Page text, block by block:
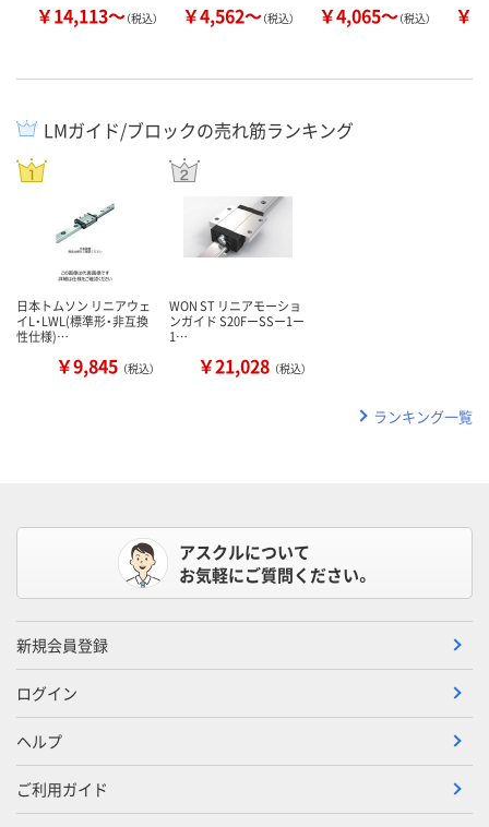
￥14,113～（税込） ￥4,562～（税込） ￥4,065～（税込） ￥
LMガイド/ブロックの売れ筋ランキング
日本トムソン リニアウェ
イL・LWL(標準形・非互換
性仕様)…
￥9,845 （税込）
WON ST リニアモーショ
ンガイド S20FーSSー1ー
1…
￥21,028 （税込）
ランキング一覧
アスクルについて
お気軽にご質問ください。
新規会員登録
ログイン
ヘルプ
ご利用ガイド